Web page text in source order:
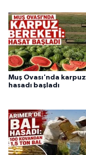
Muş Ovası'nda karpuz
hasadı başladı